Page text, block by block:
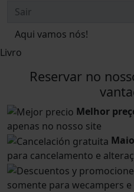
Aqui vamos nós!
Livro
Reservar no
Melhor
apenas no nosso site
para cancelamento e
somente para wecampers